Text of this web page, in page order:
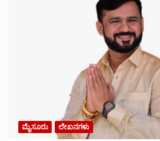
ಮೈಸೂರು ಲೇಖನಗಳು